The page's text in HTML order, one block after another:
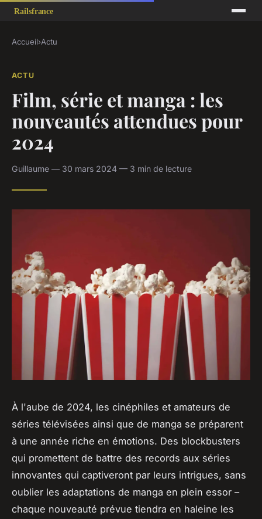
Accueil›Actu
ACTU
Film, série et manga : les
nouveautés attendues pour
2024
Guillaume — 30 mars 2024 — 3 min de lecture
À l'aube de 2024, les cinéphiles et amateurs de
séries télévisées ainsi que de manga se préparent
à une année riche en émotions. Des blockbusters
qui promettent de battre des records aux séries
innovantes qui captiveront par leurs intrigues, sans
oublier les adaptations de manga en plein essor –
chaque nouveauté prévue tiendra en haleine les